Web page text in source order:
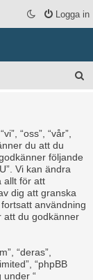
Logga in
“oss”, “vår”,
du att du
följande
Vi kan ändra
allt för att
dig att granska
användning
att du godkänner
“deras”,
“phpBB
under “